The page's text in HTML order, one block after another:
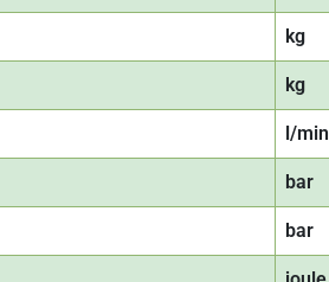
kg
kg
l/min
bar
bar